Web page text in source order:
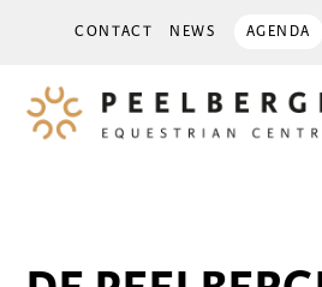
CONTACT NEWS AGENDA